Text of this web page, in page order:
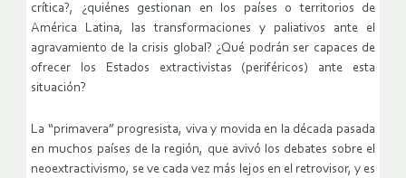
crítica?, ¿quiénes gestionan en los países o territorios de
América Latina, las transformaciones y paliativos ante el
agravamiento de la crisis global? ¿Qué podrán ser capaces de
ofrecer los Estados extractivistas (periféricos) ante esta
situación?
La “primavera” progresista, viva y movida en la década pasada
en muchos países de la región, que avivó los debates sobre el
neoextractivismo, se ve cada vez más lejos en el retrovisor, y es